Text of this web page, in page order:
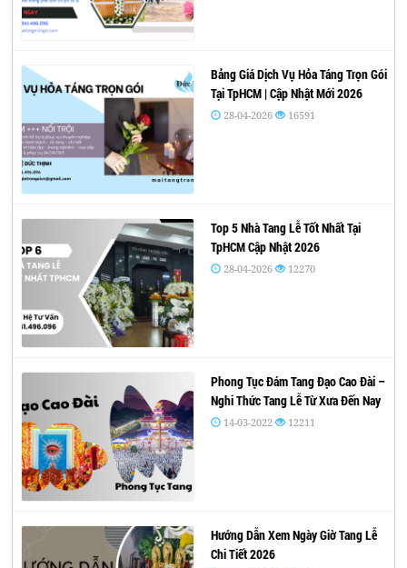
Bảng Giá Dịch Vụ Hỏa Táng Trọn Gói
Tại TpHCM | Cập Nhật Mới 2026
28-04-2026 16591
Top 5 Nhà Tang Lễ Tốt Nhất Tại
TpHCM Cập Nhật 2026
28-04-2026 12270
Phong Tục Đám Tang Đạo Cao Đài –
Nghi Thức Tang Lễ Từ Xưa Đến Nay
14-03-2022 12211
Hướng Dẫn Xem Ngày Giờ Tang Lễ
Chi Tiết 2026